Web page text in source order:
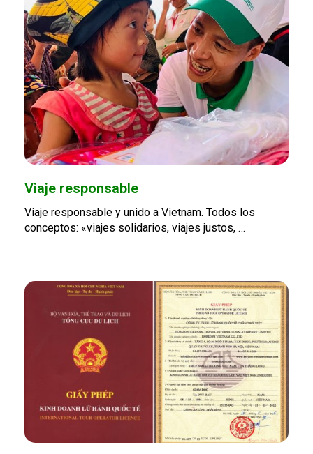
Viaje responsable
Viaje responsable y unido a Vietnam. Todos los
conceptos: «viajes solidarios, viajes justos, …